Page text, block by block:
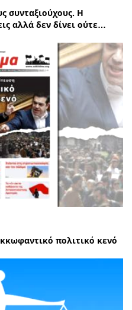
συνταξιούχους. Η
αλλά δεν δίνει ούτε…
πολιτικό κενό